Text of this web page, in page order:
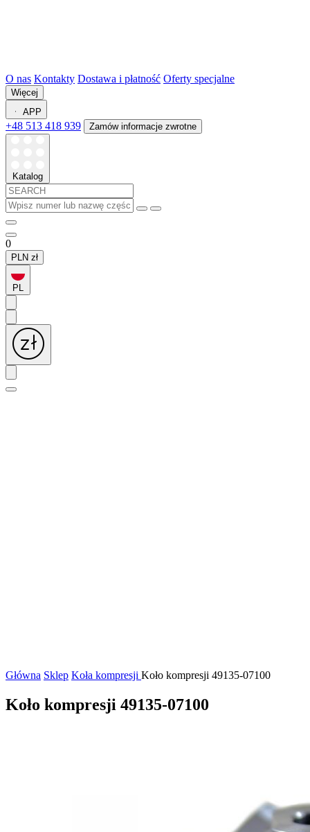
O nas Kontakty Dostawa i płatność Oferty specjalne
Więcej
APP
+48 513 418 939 Zamów informacje zwrotne
Katalog
0
PLN zł
PL
Główna Sklep Koła kompresji Koło kompresji 49135-07100
Koło kompresji 49135-07100